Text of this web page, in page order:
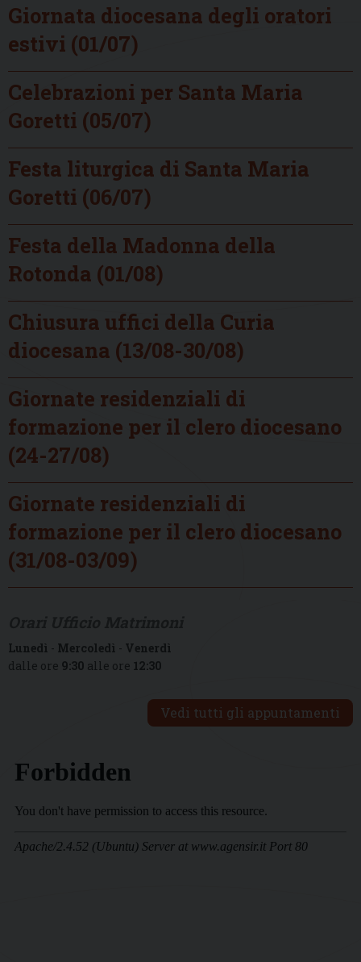
Giornata diocesana degli oratori
estivi (01/07)
Celebrazioni per Santa Maria
Goretti (05/07)
Festa liturgica di Santa Maria
Goretti (06/07)
Festa della Madonna della
Rotonda (01/08)
Chiusura uffici della Curia
diocesana (13/08-30/08)
Giornate residenziali di
formazione per il clero diocesano
(24-27/08)
Giornate residenziali di
formazione per il clero diocesano
(31/08-03/09)
Lunedì - Mercoledì - Venerdì
dalle ore 9:30 alle ore 12:30
Vedi tutti gli appuntamenti